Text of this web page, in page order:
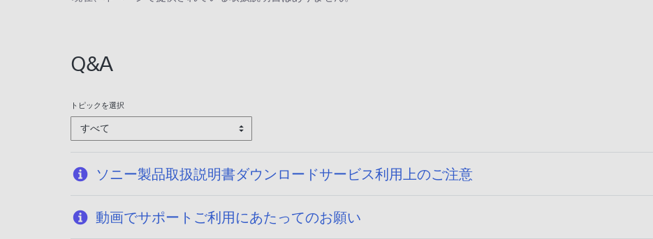
Q&A
トピックを選択
すべて
ソニー製品取扱説明書ダウンロードサービス利用上のご注意
動画でサポートご利用にあたってのお願い